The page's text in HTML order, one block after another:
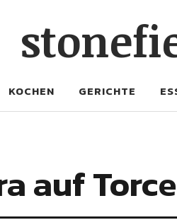
KOCHEN GERICHTE
auf